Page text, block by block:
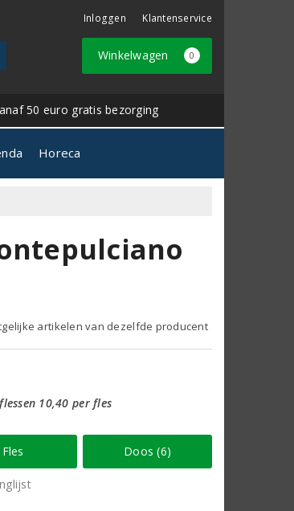
Inloggen Klantenservice
Winkelwagen 0
50 euro gratis bezorging
Horeca
artikelen van dezelfde producent
10,40 per fles
Fles Doos (6)